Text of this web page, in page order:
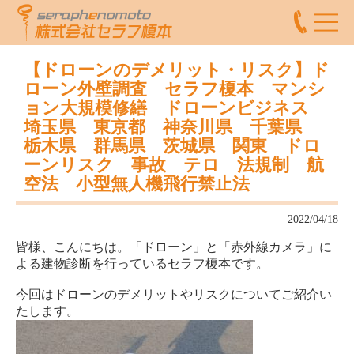
【ドローンのデメリット・リスク】ド
ローン外壁調査 セラフ榎本 マンシ
ョン大規模修繕 ドローンビジネス
埼玉県 東京都 神奈川県 千葉県
栃木県 群馬県 茨城県 関東 ドロ
ーンリスク 事故 テロ 法規制 航
空法 小型無人機飛行禁止法
2022/04/18
皆様、こんにちは。「ドローン」と「赤外線カメラ」に
よる建物診断を行っているセラフ榎本です。
今回はドローンのデメリットやリスクについてご紹介い
たします。